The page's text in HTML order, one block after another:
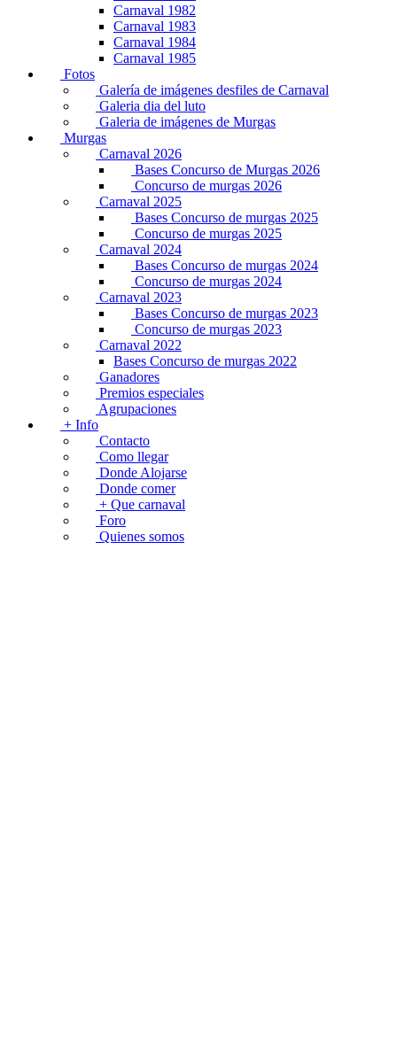
Carnaval 1982
Carnaval 1983
Carnaval 1984
Carnaval 1985
Fotos
Galería de imágenes desfiles de Carnaval
Galeria dia del luto
Galeria de imágenes de Murgas
Murgas
Carnaval 2026
Bases Concurso de Murgas 2026
Concurso de murgas 2026
Carnaval 2025
Bases Concurso de murgas 2025
Concurso de murgas 2025
Carnaval 2024
Bases Concurso de murgas 2024
Concurso de murgas 2024
Carnaval 2023
Bases Concurso de murgas 2023
Concurso de murgas 2023
Carnaval 2022
Bases Concurso de murgas 2022
Ganadores
Premios especiales
Agrupaciones
+ Info
Contacto
Como llegar
Donde Alojarse
Donde comer
+ Que carnaval
Foro
Quienes somos